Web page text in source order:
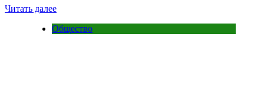
Читать далее
Общество